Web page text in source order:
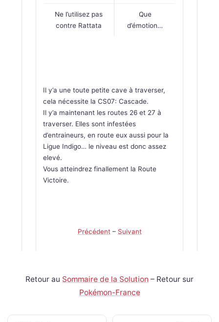
Ne l’utilisez pas
contre Rattata
Que
d’émotion…
Il y’a une toute petite cave à traverser,
cela nécessite la CS07: Cascade.
Il y’a maintenant les routes 26 et 27 à
traverser. Elles sont infestées
d’entraineurs, en route eux aussi pour la
Ligue Indigo… le niveau est donc assez
elevé.
Vous atteindrez finallement la Route
Victoire.
Précédent– Suivant
Retour au Sommaire de la Solution – Retour sur
Pokémon-France